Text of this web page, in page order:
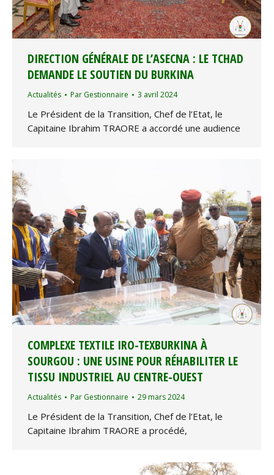
DIRECTION GÉNÉRALE DE L’ASECNA : LE TCHAD
DEMANDE LE SOUTIEN DU BURKINA
Actualités Par Gestionnaire 3 avril 2024
Le Président de la Transition, Chef de l’Etat, le
Capitaine Ibrahim TRAORE a accordé une audience
COMPLEXE TEXTILE IRO-TEXBURKINA À
SOURGOU : UNE USINE POUR RÉHABILITER LE
TISSU INDUSTRIEL AU CENTRE-OUEST
Actualités Par Gestionnaire 29 mars 2024
Le Président de la Transition, Chef de l’Etat, le
Capitaine Ibrahim TRAORE a procédé,